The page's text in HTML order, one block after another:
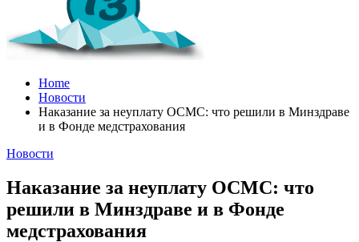
Home
Новости
Наказание за неуплату ОСМС: что решили в Минздраве
и в Фонде медстрахования
Новости
Наказание за неуплату ОСМС: что
решили в Минздраве и в Фонде
медстрахования